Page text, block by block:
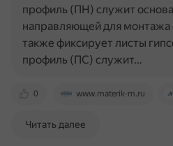
0 www.materik-m.ru
профиль (ПН) служит
направляющей для монтажа
также фиксирует листы
профиль (ПС) служит…
Читать далее